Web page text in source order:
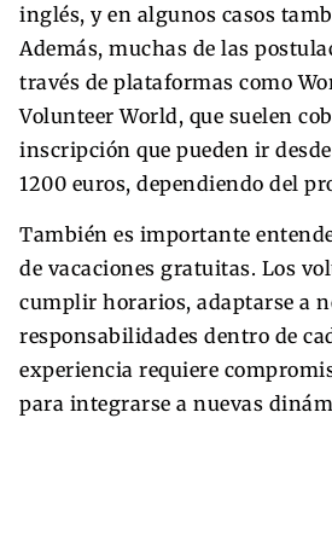
inglés, y en algunos casos
Además, muchas de las
través de plataformas como
Volunteer World, que suelen
inscripción que pueden ir
1200 euros, dependiendo del
También es importante
de vacaciones gratuitas. Los
cumplir horarios, adaptarse a
responsabilidades dentro de
experiencia requiere
para integrarse a nuevas